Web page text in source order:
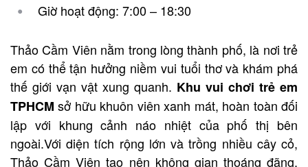
Giờ hoạt động: 7:00 – 18:30
Thảo Cầm Viên nằm trong lòng thành phố, là nơi trẻ
em có thể tận hưởng niềm vui tuổi thơ và khám phá
thế giới vạn vật xung quanh. Khu vui chơi trẻ em
TPHCM sở hữu khuôn viên xanh mát, hoàn toàn đối
lập với khung cảnh náo nhiệt của phố thị bên
ngoài.Với diện tích rộng lớn và trồng nhiều cây cỏ,
Thảo Cầm Viên tạo nên không gian thoáng đãng,